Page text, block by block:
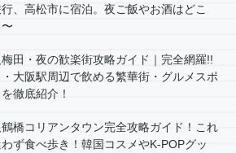
、高松市に宿泊。夜ご飯やお酒はどこ
田・夜の歓楽街攻略ガイド｜完全網羅!!
大阪駅周辺で飲める繁華街・グルメスポ
徹底紹介！
鶴橋コリアンタウン完全攻略ガイド！これ
ず食べ歩き！韓国コスメやK-POPグッ